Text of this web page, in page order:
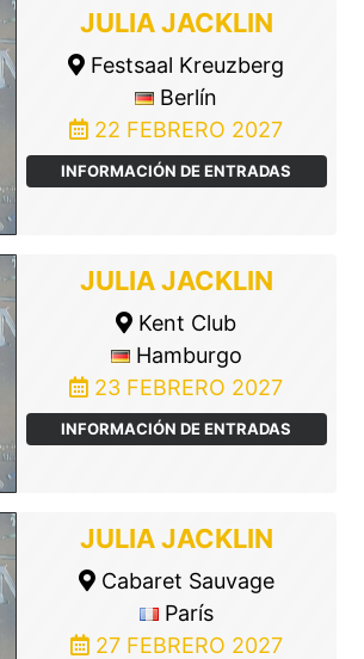
JULIA JACKLIN
Festsaal Kreuzberg
Berlín
22 FEBRERO 2027
INFORMACIÓN DE ENTRADAS
JULIA JACKLIN
Kent Club
Hamburgo
23 FEBRERO 2027
INFORMACIÓN DE ENTRADAS
JULIA JACKLIN
Cabaret Sauvage
París
27 FEBRERO 2027